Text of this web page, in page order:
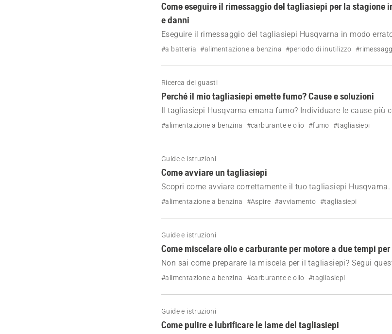
Come eseguire il rimessaggio del tagliasiepi per la stagione
e danni
Eseguire il rimessaggio del tagliasiepi Husqvarna in modo
danni alla batteria e problemi al motore. Seguire questi semplici
#a batteria #alimentazione a benzina #periodo di inutilizzo
Ricerca dei guasti
Perché il mio tagliasiepi emette fumo? Cause e soluzioni
Il tagliasiepi Husqvarna emana fumo? Individuare le cause più
carburante, surriscaldamento o ostruzioni) e seguire i passaggi
#alimentazione a benzina #carburante e olio #fumo #tagliasiepi
Guide e istruzioni
Come avviare un tagliasiepi
Scopri come avviare correttamente il tuo tagliasiepi
passaggi per l'avviamento a freddo e a caldo, con istruzioni
#alimentazione a benzina #Aspire #avviamento #tagliasiepi
Guide e istruzioni
Come miscelare olio e carburante per motore a due tempi
Non sai come preparare la miscela per il tagliasiepi? Segui
dosi precise, istruzioni dettagliate e consigli per evitare di
#alimentazione a benzina #carburante e olio #tagliasiepi
Guide e istruzioni
Come pulire e lubrificare le lame del tagliasiepi